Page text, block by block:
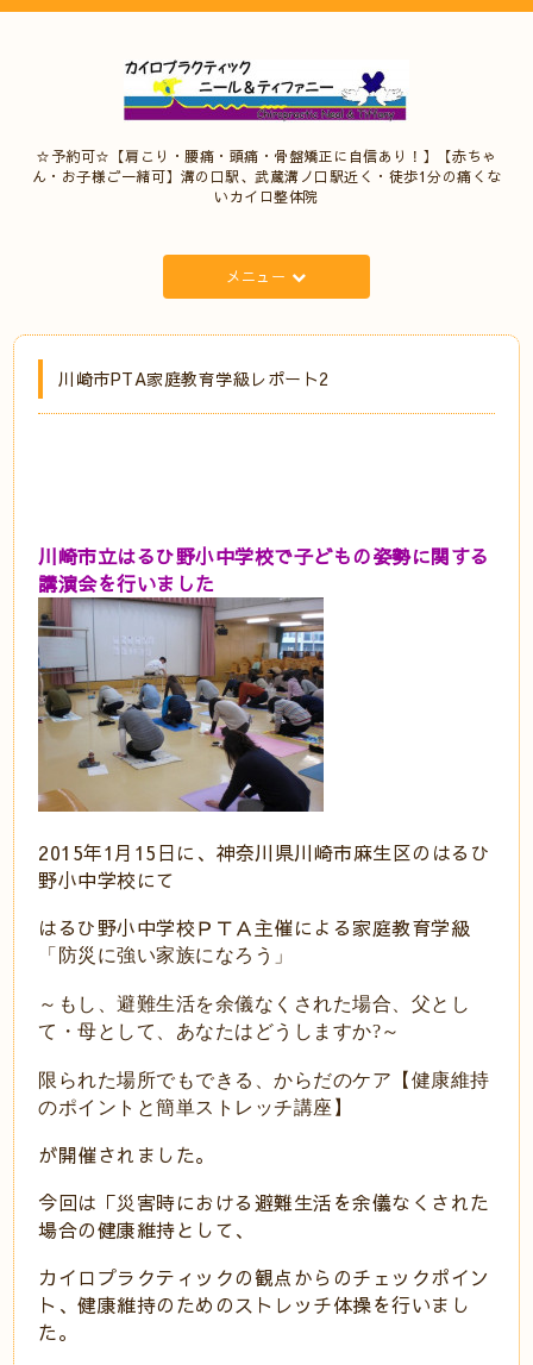
☆予約可☆【肩こり・腰痛・頭痛・骨盤矯正に自信あり！】【赤ちゃ
ん・お子様ご一緒可】溝の口駅、武蔵溝ノ口駅近く・徒歩1分の痛くな
いカイロ整体院
メニュー
川崎市PTA家庭教育学級レポート2
川崎市立はるひ野小中学校で子どもの姿勢に関する
講演会を行いました
2015年1月15日に、神奈川県川崎市麻生区のはるひ
野小中学校にて
はるひ野小中学校ＰＴＡ主催による家庭教育学級
「防災に強い家族になろう 」
～もし、避難生活を余儀なくされた場合、父とし
て・母として、あなたはどうしますか?～
限られた場所でもできる、からだのケア【健康維持
のポイントと簡単ストレッチ講座】
が開催されました。
今回は「災害時における避難生活を余儀なくされた
場合の健康維持として、
カイロプラクティックの観点からのチェックポイン
ト、健康維持のためのストレッチ体操を行いまし
た。